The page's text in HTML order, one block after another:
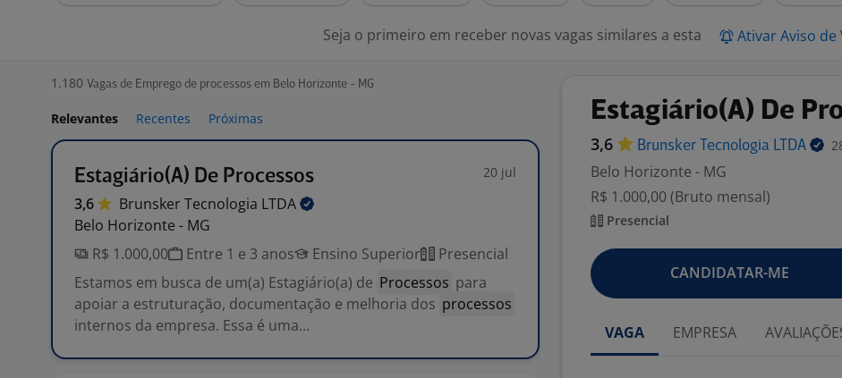
Seja o primeiro em receber novas vagas similares a esta Ativar Aviso de
1.180 Vagas de Emprego de processos em Belo Horizonte - MG
Relevantes Recentes Próximas
Estagiário(A) De Processos 20 jul
3,6 Brunsker Tecnologia LTDA
Belo Horizonte - MG
R$ 1.000,00
Entre 1 e 3 anos Ensino Superior
Presencial
Estamos em busca de um(a) Estagiário(a) de Processos para
apoiar a estruturação, documentação e melhoria dos processos
internos da empresa. Essa é uma...
Estagiário(A) De
3,6 Brunsker Tecnologia LTDA
Belo Horizonte - MG
R$ 1.000,00 (Bruto mensal)
Presencial
CANDIDATAR-ME
VAGA EMPRESA